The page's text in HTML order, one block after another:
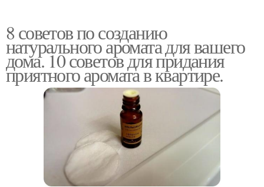
8 советов по созданию
натурального аромата для вашего
дома. 10 советов для придания
приятного аромата в квартире.